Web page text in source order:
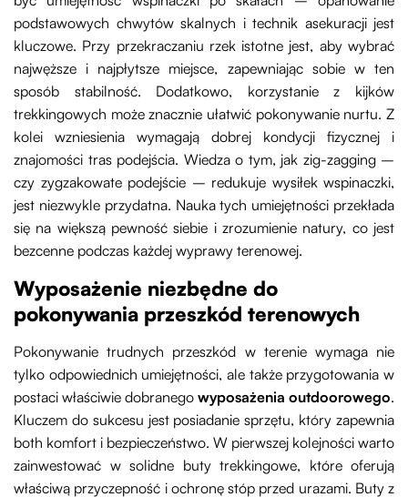
podstawowych chwytów skalnych i technik asekuracji jest
kluczowe. Przy przekraczaniu rzek istotne jest, aby wybrać
najwęższe i najpłytsze miejsce, zapewniając sobie w ten
sposób stabilność. Dodatkowo, korzystanie z kijków
trekkingowych może znacznie ułatwić pokonywanie nurtu. Z
kolei wzniesienia wymagają dobrej kondycji fizycznej i
znajomości tras podejścia. Wiedza o tym, jak zig-zagging –
czy zygzakowate podejście – redukuje wysiłek wspinaczki,
jest niezwykle przydatna. Nauka tych umiejętności przekłada
się na większą pewność siebie i zrozumienie natury, co jest
bezcenne podczas każdej wyprawy terenowej.
Wyposażenie niezbędne do
pokonywania przeszkód terenowych
Pokonywanie trudnych przeszkód w terenie wymaga nie
tylko odpowiednich umiejętności, ale także przygotowania w
postaci właściwie dobranego wyposażenia outdoorowego.
Kluczem do sukcesu jest posiadanie sprzętu, który zapewnia
both komfort i bezpieczeństwo. W pierwszej kolejności warto
zainwestować w solidne buty trekkingowe, które oferują
właściwą przyczepność i ochronę stóp przed urazami. Buty z